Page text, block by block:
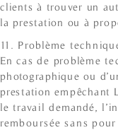
clients à trouver un
la prestation ou à
11. Problème
En cas de problème
photographique ou
prestation empêchant
le travail demandé,
remboursée sans